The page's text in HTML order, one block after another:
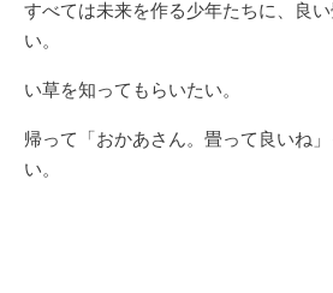
すべては未来を作る少年たちに、良
い。
い草を知ってもらいたい。
帰って「おかあさん。畳って良いね
い。